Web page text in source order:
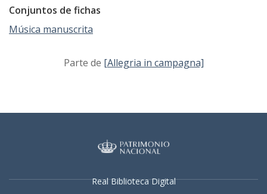
Conjuntos de fichas
Música manuscrita
Parte de [Allegria in campagna]
Real Biblioteca Digital